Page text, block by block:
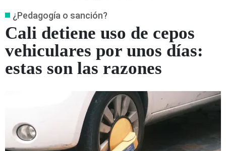
¿Pedagogía o sanción?
Cali detiene uso de cepos
vehiculares por unos días:
estas son las razones